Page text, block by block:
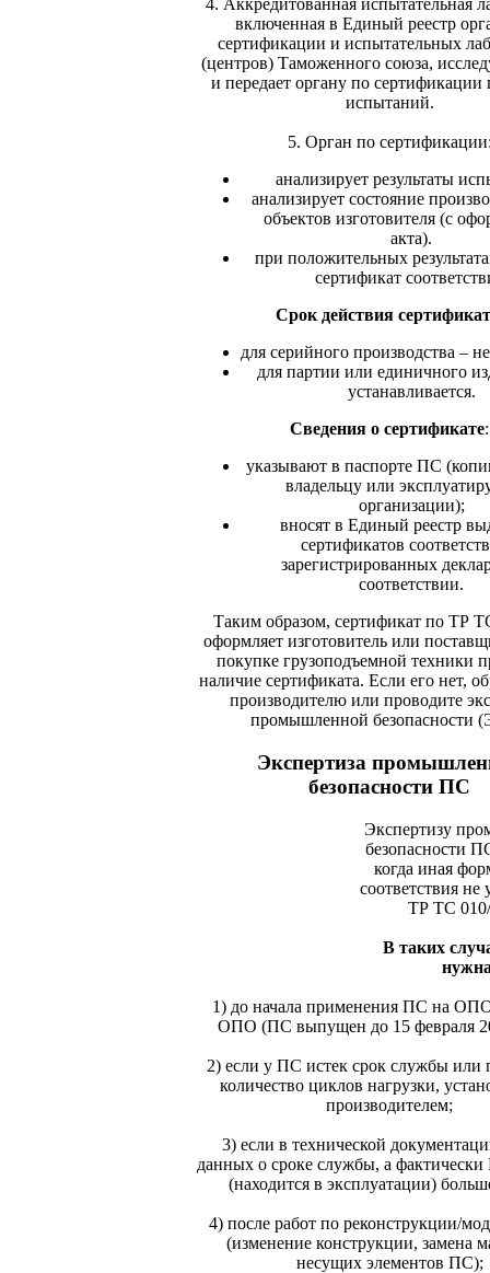
4. Аккредитованная испытательная
включенная в Единый реестр
сертификации и испытательных
(центров) Таможенного союза,
и передает органу по сертификации
испытаний.
5. Орган по
анализирует результаты
анализирует состояние
объектов изготовителя (с
акта).
при положительных
сертификат
Срок действия
для серийного производства –
для партии или единичного
устанавливается.
Сведения о сертификате:
указывают в паспорте ПС
владельцу или
организации);
вносят в Единый реестр
сертификатов
зарегистрированных
соответствии.
Таким образом, сертификат по ТР
оформляет изготовитель или
покупке грузоподъемной техники
наличие сертификата. Если его нет,
производителю или проводите
промышленной безопасности
Экспертиза
безопасности ПС
Экспертизу
безопасности
когда иная
соответствия не
ТР ТС
В таких
1) до начала применения ПС на
ОПО (ПС выпущен до 15 февраля
2) если у ПС истек срок службы или
количество циклов нагрузки,
производителем;
3) если в технической
данных о сроке службы, а фактически
(находится в эксплуатации)
4) после работ по реконструкции/
(изменение конструкции, замена
несущих элементов ПС);